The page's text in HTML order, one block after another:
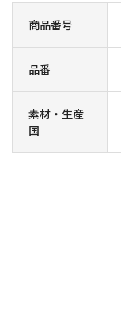
商品番号
品番
素材・生産
国